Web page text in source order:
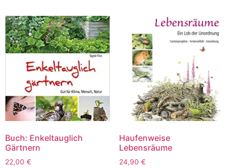
Buch: Enkeltauglich
Gärtnern
22,00 €
Haufenweise
Lebensräume
24,90 €